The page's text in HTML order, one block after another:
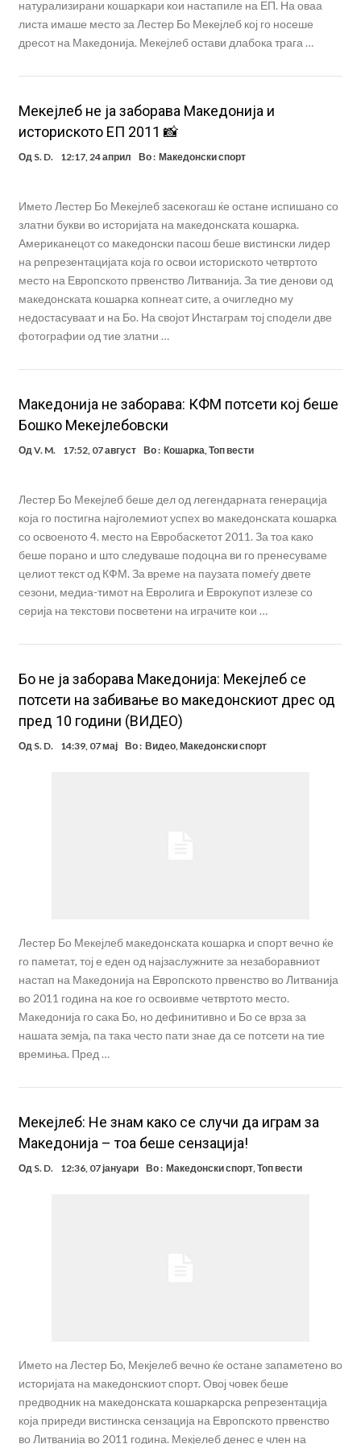
натурализирани кошаркари кои настапиле на ЕП. На оваа
листа имаше место за Лестер Бо Мекејлеб кој го носеше
дресот на Македонија. Мекејлеб остави длабока трага …
Мекејлеб не ја заборава Македонија и
историското ЕП 2011 📸
Од S. D. 12:17, 24 април Во : Македонски спорт
Името Лестер Бо Мекејлеб засекогаш ќе остане испишано со
златни букви во историјата на македонската кошарка.
Американецот со македонски пасош беше вистински лидер
на репрезентацијата која го освои историското четвртото
место на Европското првенство Литванија. За тие денови од
македонската кошарка копнеат сите, а очигледно му
недостасуваат и на Бо. На својот Инстаграм тој сподели две
фотографии од тие златни …
Македонија не заборава: КФМ потсети кој беше
Бошко Мекејлебовски
Од V. M. 17:52, 07 август Во : Кошарка Топ вести
Лестер Бо Мекејлеб беше дел од легендарната генерација
која го постигна најголемиот успех во македонската кошарка
со освоеното 4. место на Евробаскетот 2011. За тоа како
беше порано и што следуваше подоцна ви го пренесуваме
целиот текст од КФМ. За време на паузата помеѓу двете
сезони, медиа-тимот на Евролига и Еврокупот излезе со
серија на текстови посветени на играчите кои …
Бо не ја заборава Македонија: Мекејлеб се
потсети на забивање во македонскиот дрес од
пред 10 години (ВИДЕО)
Од S. D. 14:39, 07 мај Во : Видео, Македонски спорт
Лестер Бо Мекејлеб македонската кошарка и спорт вечно ќе
го паметат, тој е еден од најзаслужните за незаборавниот
настап на Македонија на Европското првенство во Литванија
во 2011 година на кое го освоивме четвртото место.
Македонија го сака Бо, но дефинитивно и Бо се врза за
нашата земја, па така често пати знае да се потсети на тие
времиња. Пред …
Мекејлеб: Не знам како се случи да играм за
Македонија – тоа беше сензација!
Од S. D. 12:36, 07 јануари Во : Македонски спорт,Топ вести
Името на Лестер Бо, Мекјелеб вечно ќе остане запаметено во
историјата на македонскиот спорт. Овој човек беше
предводник на македонската кошаркарска репрезентација
која приреди вистинска сензација на Европското првенство
во Литванија во 2011 година. Мекјелеб денес е член на